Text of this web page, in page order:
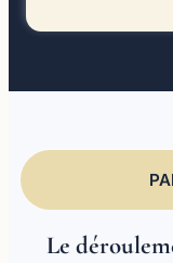
Le